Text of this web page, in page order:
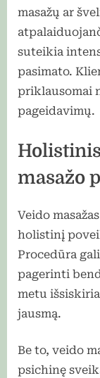
masažų ar
suteikia
pasimato.
priklausomai
pageidavimų.
masažo
Veido
holistinį
Procedūra
pagerinti
metu
jausmą.
Be to, veido
psichinę